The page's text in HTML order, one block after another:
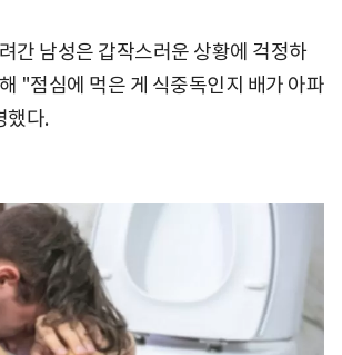
간 남성은 갑작스러운 상황에 걱정하
"점심에 먹은 게 식중독인지 배가 아파
했다.